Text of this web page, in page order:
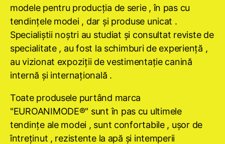
modele pentru producţia de serie , în pas cu
tendinţele modei , dar şi produse unicat .
Specialiştii noştri au studiat şi consultat reviste de
specialitate , au fost la schimburi de experienţă ,
au vizionat expoziţii de vestimentaţie canină
internă şi internaţională .
Toate produsele purtând marca
"EUROANIMODE®" sunt în pas cu ultimele
tendinţe ale modei , sunt confortabile , uşor de
întreţinut , rezistente la apă şi intemperii